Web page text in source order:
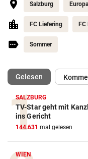
Salzburg Europa
FC Liefering
Sommer
Gelesen(ausgewählt)
SALZBURG
TV-Star geht mit
ins Gericht
144.631 mal gelesen
WIEN
Action-Cam Vergleich
ZUM VERGLEICH
Crosstrainer Vergleich